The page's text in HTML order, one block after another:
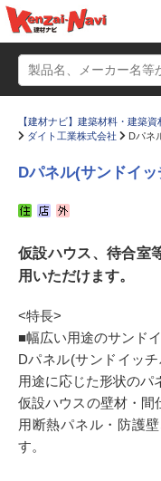
かたなび
Q＆A
お気に入り
【建材ナビ】建築材料・建築
ダイト工業株式会社
Dパネ
Dパネル(サンドイ
仮設ハウス、待合室
用いただけます。
<特長>
■幅広い用途のサンド
Dパネル(サンドイッ
用途に応じた形状のパ
仮設ハウスの壁材・間
用断熱パネル・防護
す。